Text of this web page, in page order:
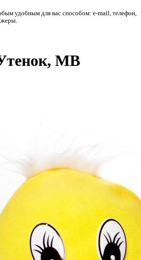
удобным для вас способом: e-mail, телефон,
МВ